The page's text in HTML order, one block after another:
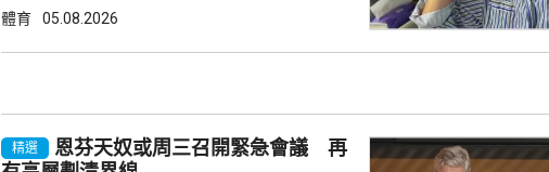
養。經過綜合評估，確定無緣本屆亞錦賽與亞
痊愈之後，再次踏上賽場。 李盈瑩4月跟隨國
家女排訓練，亦列入中國女排30人大名單...
體育 05.08.2026
精選
恩芬天奴或周三召開緊急會議 再